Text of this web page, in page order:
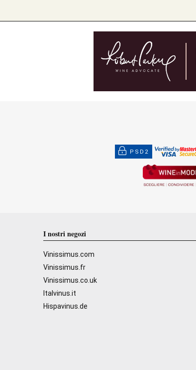
PSD2
I nostri negozi
Vinissimus.com
Vinissimus.fr
Vinissimus.co.uk
Italvinus.it
Hispavinus.de